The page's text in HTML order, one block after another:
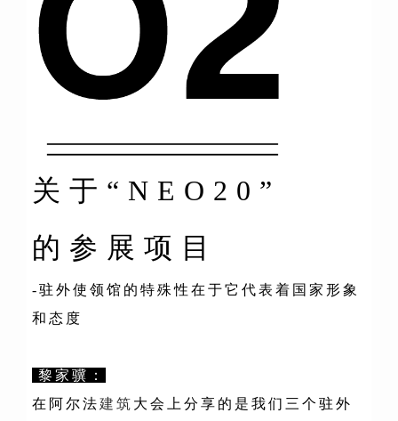
关于“NEO20”
的参展项目
-驻外使领馆的特殊性在于它代表着国家形象
和态度
黎家骥：
在阿尔法建筑 大会上分享的是我们三个驻外